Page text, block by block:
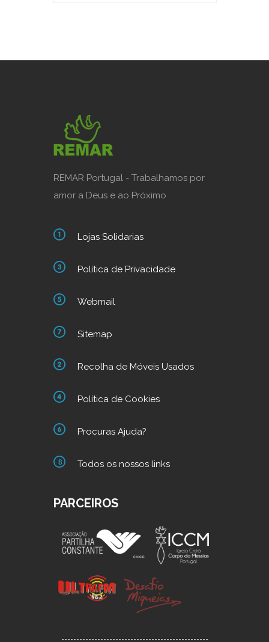
REMAR Portugal - Trabalhamos por
amor a Deus e ao Próximo
Lojas Solidarias
Política de Privacidade
Webmail
Sitemap
Recolha de Móveis Usados
Política de Cookies
Procuras Ajuda?
Todos os nossos links
PARCEIROS